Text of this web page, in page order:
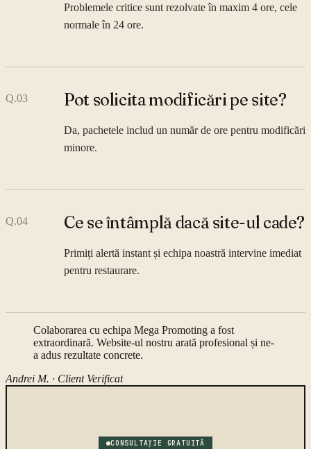
Problemele critice sunt rezolvate în maxim 4 ore, cele
normale în 24 ore.
Q.03 Pot solicita modificări pe site?
Da, pachetele includ un număr de ore pentru modificări
minore.
Q.04 Ce se întâmplă dacă site-ul cade?
Primiți alertă instant și echipa noastră intervine imediat
pentru restaurare.
Colaborarea cu echipa Mega Promoting a fost
extraordinară. Website-ul nostru arată profesional și ne-
a adus rezultate concrete.
Andrei M. · Client Verificat
CONSULTAȚIE GRATUITĂ